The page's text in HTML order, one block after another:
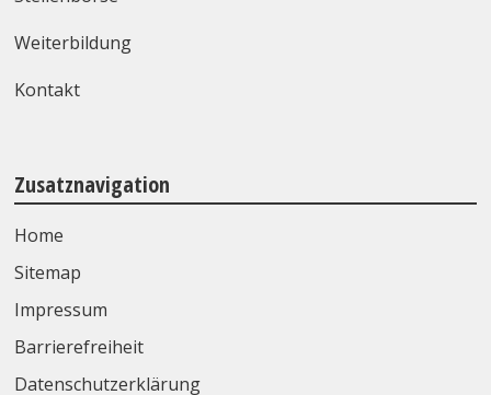
Weiterbildung
Kontakt
Zusatznavigation
Home
Sitemap
Impressum
Barrierefreiheit
Datenschutzerklärung